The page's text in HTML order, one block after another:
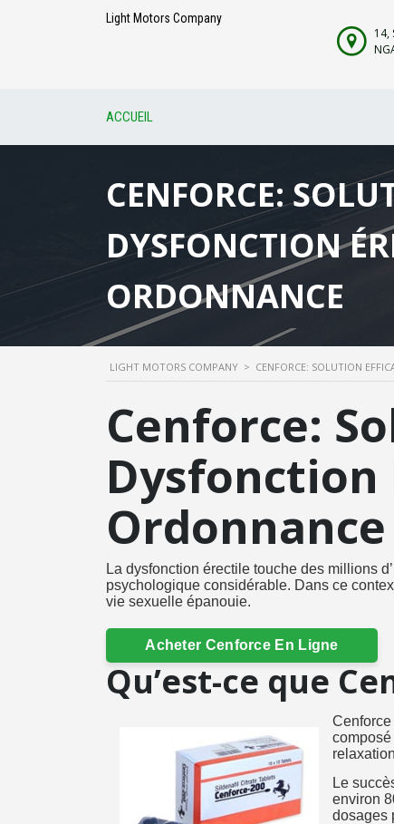
Light Motors Company
14,
ACCUEIL
CENFORCE:
DYSFONCTION
ORDONNANCE
LIGHT MOTORS COMPANY > CENFORCE: SOLUTION
Cenforce:
Dysfonction
Ordonnance
La dysfonction érectile touche des millions
psychologique considérable. Dans ce
vie sexuelle épanouie.
Acheter Cenforce En Ligne
Qu’est-ce que
Le
environ
dosages